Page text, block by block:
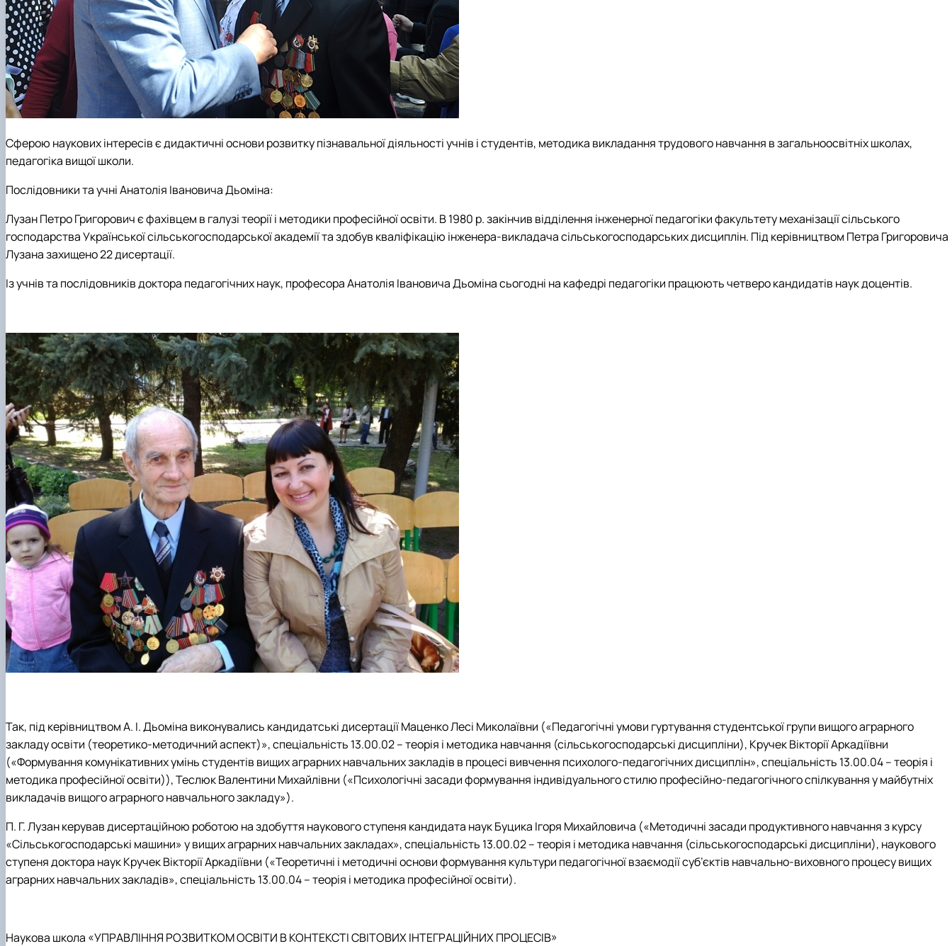
Сферою наукових інтересів є дидактичні основи розвитку пізнавальної діяльності учнів і студентів, методика викладання трудового навчання в загальноосвітніх школах,
педагогіка вищої школи.
Послідовники та учні Анатолія Івановича Дьоміна:
Лузан Петро Григорович є фахівцем в галузі теорії і методики професійної освіти. В 1980 р. закінчив відділення інженерної педагогіки факультету механізації сільського
господарства Української сільськогосподарської академії та здобув кваліфікацію інженера-викладача сільськогосподарських дисциплін. Під керівництвом Петра Григоровича
Лузана захищено 22 дисертації.
Із учнів та послідовників доктора педагогічних наук, професора Анатолія Івановича Дьоміна сьогодні на кафедрі педагогіки працюють четверо кандидатів наук доцентів.
Так, під керівництвом А. І. Дьоміна виконувались кандидатські дисертації Маценко Лесі Миколаївни («Педагогічні умови гуртування студентської групи вищого аграрного
закладу освіти (теоретико-методичний аспект)», спеціальність 13.00.02 – теорія і методика навчання (сільськогосподарські дисципліни), Кручек Вікторії Аркадіївни
(«Формування комунікативних умінь студентів вищих аграрних навчальних закладів в процесі вивчення психолого-педагогічних дисциплін», спеціальність 13.00.04 – теорія і
методика професійної освіти)), Теслюк Валентини Михайлівни («Психологічні засади формування індивідуального стилю професійно-педагогічного спілкування у майбутніх
викладачів вищого аграрного навчального закладу»).
П. Г. Лузан керував дисертаційною роботою на здобуття наукового ступеня кандидата наук Буцика Ігоря Михайловича («Методичні засади продуктивного навчання з курсу
«Сільськогосподарські машини» у вищих аграрних навчальних закладах», спеціальність 13.00.02 – теорія і методика навчання (сільськогосподарські дисципліни), наукового
ступеня доктора наук Кручек Вікторії Аркадіївни («Теоретичні і методичні основи формування культури педагогічної взаємодії суб’єктів навчально-виховного процесу вищих
аграрних навчальних закладів», спеціальність 13.00.04 – теорія і методика професійної освіти).
Наукова школа «УПРАВЛІННЯ РОЗВИТКОМ ОСВІТИ В КОНТЕКСТІ СВІТОВИХ ІНТЕГРАЦІЙНИХ ПРОЦЕСІВ»